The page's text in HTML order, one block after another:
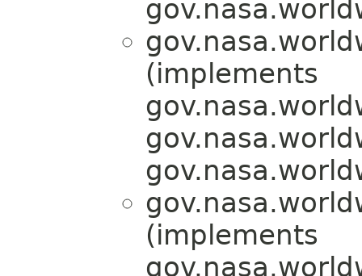
(implements
(implements